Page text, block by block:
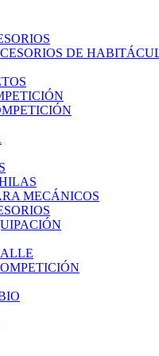
DE
MECÁNICOS